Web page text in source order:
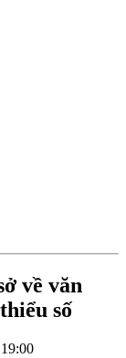
về văn
số